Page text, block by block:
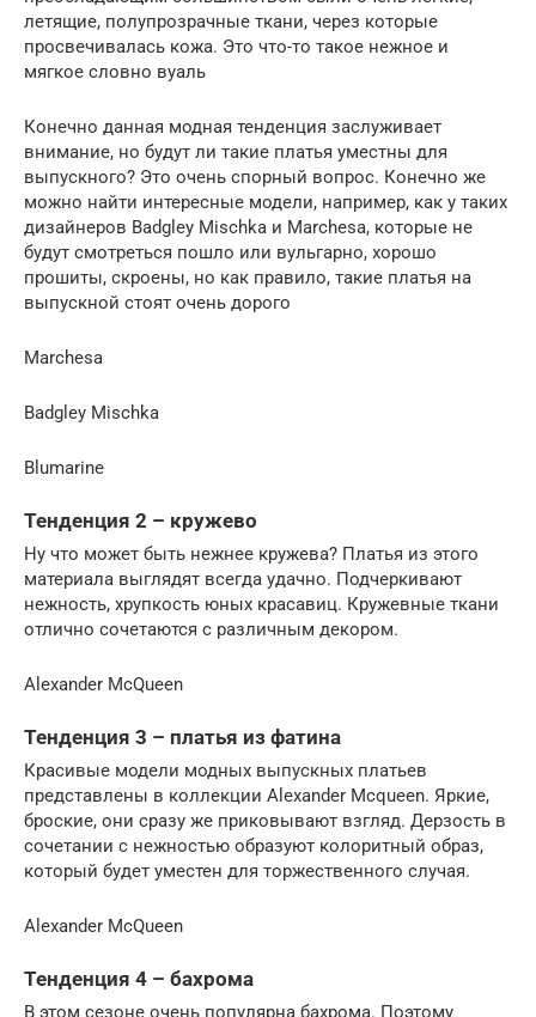
летящие, полупрозрачные ткани, через которые
просвечивалась кожа. Это что-то такое нежное и
мягкое словно вуаль
Конечно данная модная тенденция заслуживает
внимание, но будут ли такие платья уместны для
выпускного? Это очень спорный вопрос. Конечно же
можно найти интересные модели, например, как у таких
дизайнеров Badgley Mischka и Marchesa, которые не
будут смотреться пошло или вульгарно, хорошо
прошиты, скроены, но как правило, такие платья на
выпускной стоят очень дорого
Marchesa
Badgley Mischka
Blumarine
Тенденция 2 – кружево
Ну что может быть нежнее кружева? Платья из этого
материала выглядят всегда удачно. Подчеркивают
нежность, хрупкость юных красавиц. Кружевные ткани
отлично сочетаются с различным декором.
Alexander McQueen
Тенденция 3 – платья из фатина
Красивые модели модных выпускных платьев
представлены в коллекции Alexander Mcqueen. Яркие,
броские, они сразу же приковывают взгляд. Дерзость в
сочетании с нежностью образуют колоритный образ,
который будет уместен для торжественного случая.
Alexander McQueen
Тенденция 4 – бахрома
В этом сезоне очень популярна бахрома. Поэтому